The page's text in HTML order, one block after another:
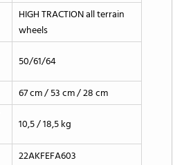
HIGH TRACTION all terrain
wheels
50/61/64
67 cm / 53 cm / 28 cm
10,5 / 18,5 kg
22AKFEFA603